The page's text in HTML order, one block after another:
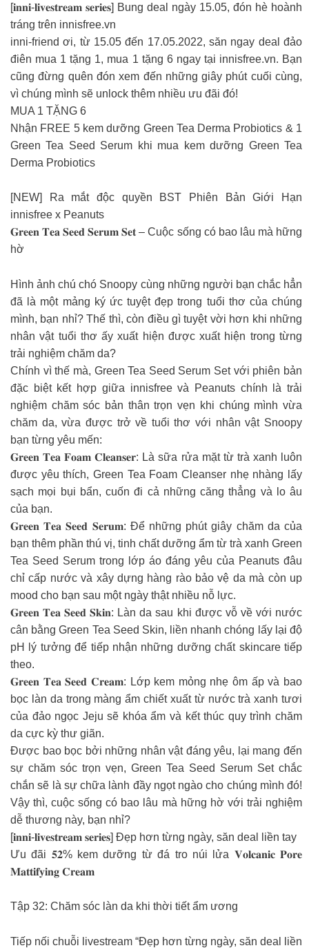
[𝐢𝐧𝐧𝐢-𝐥𝐢𝐯𝐞𝐬𝐭𝐫𝐞𝐚𝐦 𝐬𝐞𝐫𝐢𝐞𝐬] Bung deal ngày 15.05, đón hè hoành
tráng trên innisfree.vn
inni-friend ơi, từ 15.05 đến 17.05.2022, săn ngay deal đảo
điên mua 1 tặng 1, mua 1 tặng 6 ngay tại innisfree.vn. Bạn
cũng đừng quên đón xem đến những giây phút cuối cùng,
vì chúng mình sẽ unlock thêm nhiều ưu đãi đó!
MUA 1 TẶNG 6
Nhận FREE 5 kem dưỡng Green Tea Derma Probiotics & 1
Green Tea Seed Serum khi mua kem dưỡng Green Tea
Derma Probiotics
[NEW] Ra mắt độc quyền BST Phiên Bản Giới Hạn
innisfree x Peanuts
𝐆𝐫𝐞𝐞𝐧 𝐓𝐞𝐚 𝐒𝐞𝐞𝐝 𝐒𝐞𝐫𝐮𝐦 𝐒𝐞𝐭 – Cuộc sống có bao lâu mà hững
hờ
Hình ảnh chú chó Snoopy cùng những người bạn chắc hẳn
đã là một mảng ký ức tuyệt đẹp trong tuổi thơ của chúng
mình, bạn nhỉ? Thế thì, còn điều gì tuyệt vời hơn khi những
nhân vật tuổi thơ ấy xuất hiện được xuất hiện trong từng
trải nghiệm chăm da?
Chính vì thế mà, Green Tea Seed Serum Set với phiên bản
đặc biệt kết hợp giữa innisfree và Peanuts chính là trải
nghiệm chăm sóc bản thân trọn vẹn khi chúng mình vừa
chăm da, vừa được trở về tuổi thơ với nhân vật Snoopy
bạn từng yêu mến:
𝐆𝐫𝐞𝐞𝐧 𝐓𝐞𝐚 𝐅𝐨𝐚𝐦 𝐂𝐥𝐞𝐚𝐧𝐬𝐞𝐫: Là sữa rửa mặt từ trà xanh luôn
được yêu thích, Green Tea Foam Cleanser nhẹ nhàng lấy
sạch mọi bụi bẩn, cuốn đi cả những căng thẳng và lo âu
của bạn.
𝐆𝐫𝐞𝐞𝐧 𝐓𝐞𝐚 𝐒𝐞𝐞𝐝 𝐒𝐞𝐫𝐮𝐦: Để những phút giây chăm da của
bạn thêm phần thú vị, tinh chất dưỡng ẩm từ trà xanh Green
Tea Seed Serum trong lớp áo đáng yêu của Peanuts đâu
chỉ cấp nước và xây dựng hàng rào bảo vệ da mà còn up
mood cho bạn sau một ngày thật nhiều nỗ lực.
𝐆𝐫𝐞𝐞𝐧 𝐓𝐞𝐚 𝐒𝐞𝐞𝐝 𝐒𝐤𝐢𝐧: Làn da sau khi được vỗ về với nước
cân bằng Green Tea Seed Skin, liền nhanh chóng lấy lại độ
pH lý tưởng để tiếp nhận những dưỡng chất skincare tiếp
theo.
𝐆𝐫𝐞𝐞𝐧 𝐓𝐞𝐚 𝐒𝐞𝐞𝐝 𝐂𝐫𝐞𝐚𝐦: Lớp kem mỏng nhẹ ôm ấp và bao
bọc làn da trong màng ẩm chiết xuất từ nước trà xanh tươi
của đảo ngọc Jeju sẽ khóa ẩm và kết thúc quy trình chăm
da cực kỳ thư giãn.
Được bao bọc bởi những nhân vật đáng yêu, lại mang đến
sự chăm sóc trọn vẹn, Green Tea Seed Serum Set chắc
chắn sẽ là sự chữa lành đầy ngọt ngào cho chúng mình đó!
Vậy thì, cuộc sống có bao lâu mà hững hờ với trải nghiệm
dễ thương này, bạn nhỉ?
[𝐢𝐧𝐧𝐢-𝐥𝐢𝐯𝐞𝐬𝐭𝐫𝐞𝐚𝐦 𝐬𝐞𝐫𝐢𝐞𝐬] Đẹp hơn từng ngày, săn deal liền tay
Ưu đãi 𝟓𝟐% kem dưỡng từ đá tro núi lửa 𝐕𝐨𝐥𝐜𝐚𝐧𝐢𝐜 𝐏𝐨𝐫𝐞
𝐌𝐚𝐭𝐭𝐢𝐟𝐲𝐢𝐧𝐠 𝐂𝐫𝐞𝐚𝐦
Tập 32: Chăm sóc làn da khi thời tiết ẩm ương
Tiếp nối chuỗi livestream “Đẹp hơn từng ngày, săn deal liền